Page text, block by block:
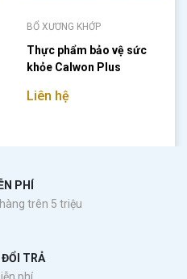
BỔ XƯƠNG KHỚP
Thực phẩm bảo vệ sức
khỏe Calwon Plus
Liên hệ
PHÍ
trên 5 triệu
ĐỔI TRẢ